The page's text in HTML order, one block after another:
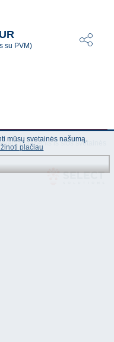
su PVM)
duomenis iš šios svetainės
mūsų svetainės našumą.
plačiau